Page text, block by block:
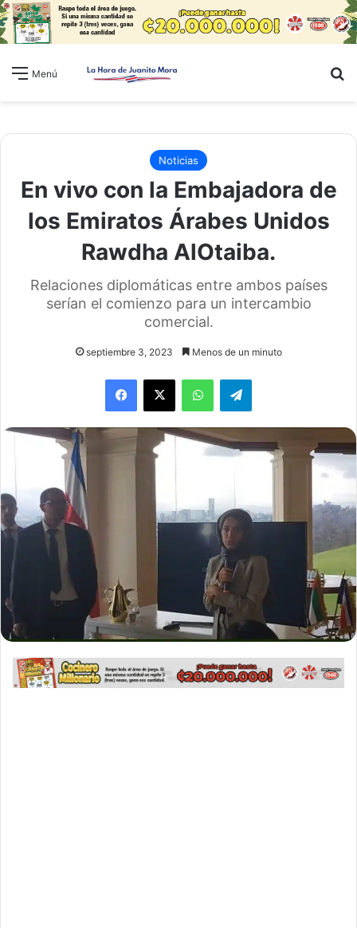
Menú
Noticias
En vivo con la Embajadora de
los Emiratos Árabes Unidos
Rawdha AlOtaiba.
Relaciones diplomáticas entre ambos países
serían el comienzo para un intercambio
comercial.
septiembre 3, 2023 Menos de un minuto
WhatsAppTelegram